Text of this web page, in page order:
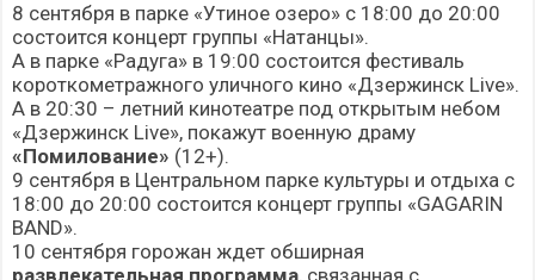
8 сентября в парке «Утиное озеро» с 18:00 до 20:00
состоится концерт группы «Натанцы».
А в парке «Радуга» в 19:00 состоится фестиваль
короткометражного уличного кино «Дзержинск Live».
А в 20:30 – летний кинотеатре под открытым небом
«Дзержинск Live», покажут военную драму
«Помилование» (12+).
9 сентября в Центральном парке культуры и отдыха с
18:00 до 20:00 состоится концерт группы «GAGARIN
BAND».
10 сентября горожан ждет обширная